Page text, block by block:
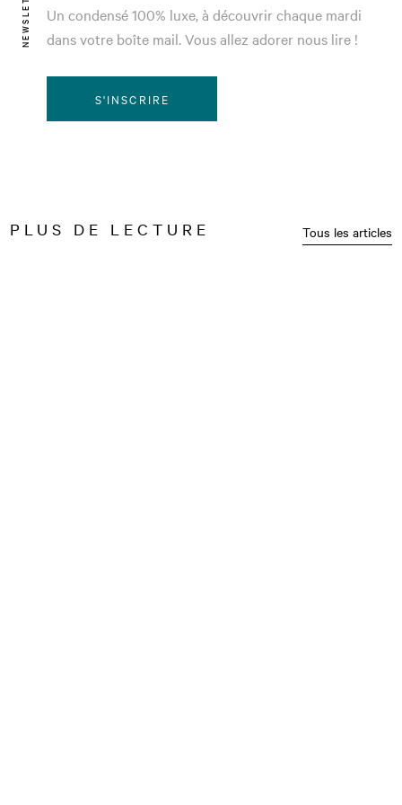
Un condensé 100% luxe, à découvrir chaque mardi
dans votre boîte mail. Vous allez adorer nous lire !
S'INSCRIRE
PLUS DE LECTURE Tous les articles